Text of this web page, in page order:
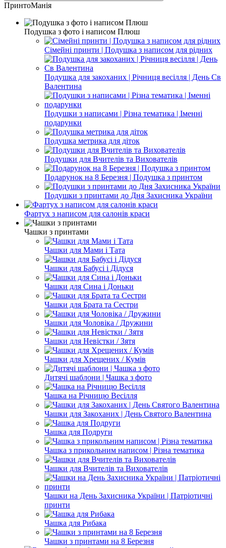
ПринтоМанія
Подушка з фото і написом Плюш
Сімейні принти | Подушка з написом для рідних
Подушка для закоханих | Річниця весілля | День Св
Валентина
Подушки з написами | Різна тематика | Іменні
подарунки
Подушка метрика для діток
Подушки для Вчителів та Вихователів
Подарунок на 8 Березня | Подушка з принтом
Подушки з принтами до Дня Захисника України
Фартух з написом для салонів краси
Чашки з принтами
Чашки для Мами і Тата
Чашки для Бабусі і Дідуся
Чашки для Сина і Доньки
Чашки для Брата та Сестри
Чашки для Чоловіка / Дружини
Чашки для Невістки / Зятя
Чашки для Хрещених / Кумів
Дитячі шаблони | Чашка з фото
Чашка на Річницю Весілля
Чашки для Закоханих | День Святого Валентина
Чашка для Подруги
Чашка з прикольним написом | Різна тематика
Чашки для Вчителів та Вихователів
Чашки на День Захисника України | Патріотичні
принти
Чашка для Рибака
Чашки з принтами на 8 Березня